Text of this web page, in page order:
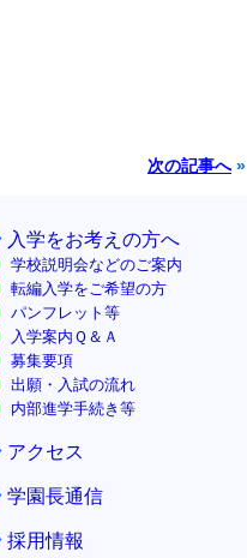
次の記事へ»
入学をお考えの方へ
学校説明会などのご案内
転編入学をご希望の方
パンフレット等
入学案内Ｑ＆Ａ
募集要項
出願・入試の流れ
内部進学手続き等
アクセス
学園長通信
採用情報